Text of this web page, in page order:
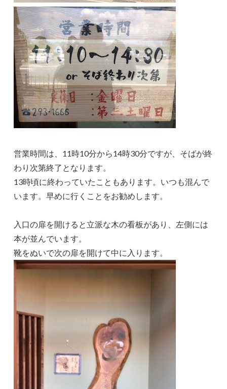
営業時間は、11時10分から14時30分ですが、そばが終
わり次第終了となります。
13時頃に終わっていたこともあります。いつも混んで
います。早めに行くことをお勧めします。
入口の扉を開けると立派な木の看板があり、左側には
本が並んでいます。
靴をぬいで次の扉を開けて中に入ります。